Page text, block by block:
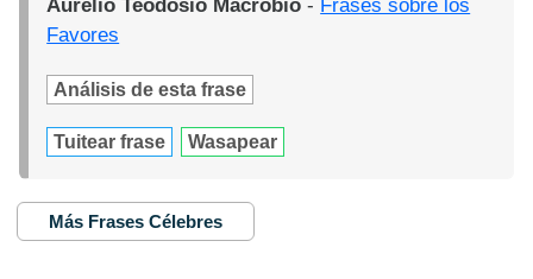
Aurelio Teodosio Macrobio - Frases sobre los
Favores
Análisis de esta frase
Tuitear frase Wasapear
Más Frases Célebres